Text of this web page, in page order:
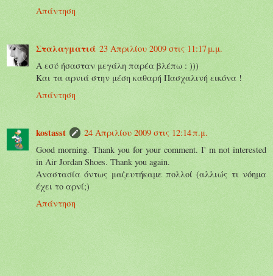
Απάντηση
Σταλαγματιά 23 Απριλίου 2009 στις 11:17 μ.μ.
Α εσύ ήσασταν μεγάλη παρέα βλέπω : )))
Και τα αρνιά στην μέση καθαρή Πασχαλινή εικόνα !
Απάντηση
kostasst
24 Απριλίου 2009 στις 12:14 π.μ.
Good morning. Thank you for your comment. I' m not interested
in Air Jordan Shoes. Thank you again.
Αναστασία όντως μαζευτήκαμε πολλοί (αλλιώς τι νόημα
έχει το αρνί;)
Απάντηση